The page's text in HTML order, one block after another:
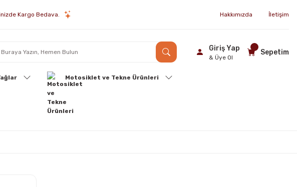
Kargo Bedava. Hakkımızda İletişim
Giriş Yap
& Üye Ol
Sepetim
Motosiklet ve Tekne Ürünleri